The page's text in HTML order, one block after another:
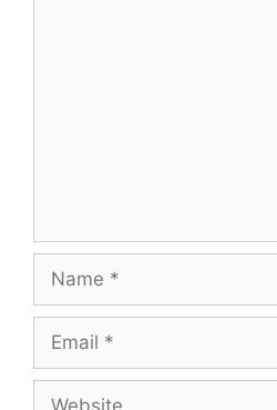
Name
Email
Website